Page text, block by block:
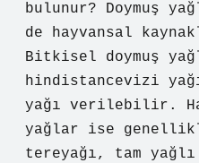
bulunur? Doymuş
de hayvansal
Bitkisel doymuş
hindistancevizi
yağı verilebilir.
yağlar ise
tereyağı, tam